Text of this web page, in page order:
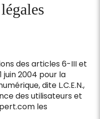
des articles 6-III et
juin 2004 pour la
dite L.C.E.N.,
des utilisateurs et
les